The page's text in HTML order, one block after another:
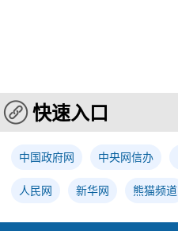
快速入口
中国政府网 中央网信办
人民网 新华网 熊猫频道